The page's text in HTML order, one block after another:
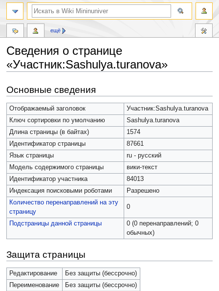
Сведения о странице
«Участник:Sashulya.turanova»
к
навигации
к
поиску
Основные сведения
Отображаемый заголовок
Участник:Sashulya.turanova
Ключ сортировки по умолчанию
Sashulya.turanova
Длина страницы (в байтах)
1574
Идентификатор страницы
87661
Язык страницы
ru - русский
Модель содержимого страницы
вики-текст
Идентификатор участника
84013
Индексация поисковыми роботами
Разрешено
Количество перенаправлений на эту
страницу
0
Подстраницы данной страницы
0 (0 перенаправлений; 0
обычных)
Защита страницы
Редактирование
Без защиты (бессрочно)
Переименование
Без защиты (бессрочно)
ещё